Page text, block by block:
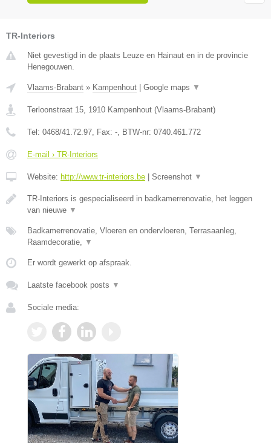
TR-Interiors
Niet gevestigd in de plaats Leuze en Hainaut en in de provincie
Henegouwen.
Vlaams-Brabant » Kampenhout | Google maps ▼
Terloonstraat 15 1910 Kampenhout (Vlaams-Brabant)
Tel: 0468/41.72.97 , Fax: - , BTW-nr: 0740.461.772
E-mail › TR-Interiors
Website: http://www.tr-interiors.be | Screenshot ▼
TR-Interiors is gespecialiseerd in badkamerrenovatie, het leggen
van nieuwe ▼
Badkamerrenovatie, Vloeren en ondervloeren, Terrasaanleg,
Raamdecoratie,
▼
Er wordt gewerkt op afspraak.
Laatste facebook posts ▼
Sociale media: